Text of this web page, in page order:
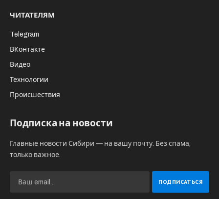
ЧИТАТЕЛЯМ
Telegram
ВКонтакте
Видео
Технологии
Происшествия
Подписка на новости
Главные новости Сибири — на вашу почту. Без спама,
только важное.